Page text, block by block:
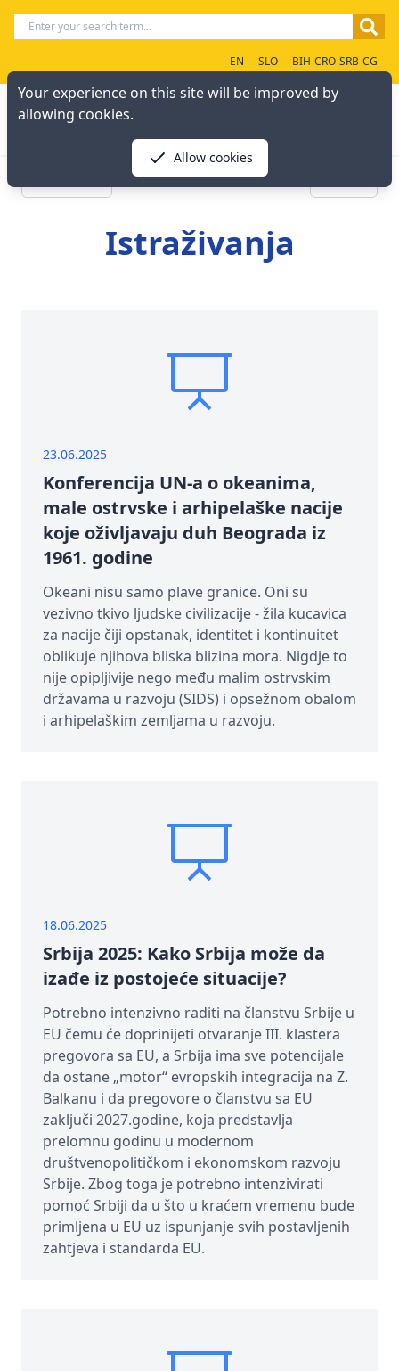
EN SLO BIH-CRO-SRB-CG
Istraživanja
23.06.2025
Konferencija UN-a o okeanima,
male ostrvske i arhipelaške nacije
koje oživljavaju duh Beograda iz
1961. godine
Okeani nisu samo plave granice. Oni su
vezivno tkivo ljudske civilizacije - žila kucavica
za nacije čiji opstanak, identitet i kontinuitet
oblikuje njihova bliska blizina mora. Nigdje to
nije opipljivije nego među malim ostrvskim
državama u razvoju (SIDS) i opsežnom obalom
i arhipelaškim zemljama u razvoju.
18.06.2025
Srbija 2025: Kako Srbija može da
izađe iz postojeće situacije?
Potrebno intenzivno raditi na članstvu Srbije u
EU čemu će doprinijeti otvaranje III. klastera
pregovora sa EU, a Srbija ima sve potencijale
da ostane „motor“ evropskih integracija na Z.
Balkanu i da pregovore o članstvu sa EU
zaključi 2027.godine, koja predstavlja
prelomnu godinu u modernom
društvenopolitičkom i ekonomskom razvoju
Srbije. Zbog toga je potrebno intenzivirati
pomoć Srbiji da u što u kraćem vremenu bude
primljena u EU uz ispunjanje svih postavljenih
zahtjeva i standarda EU.
Your experience on this site will be improved by
allowing cookies.
Allow cookies